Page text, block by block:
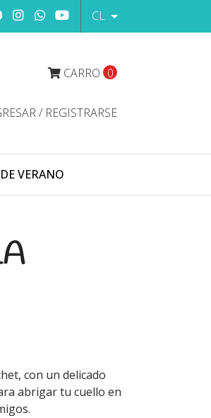
CL
CARRO 0
/ REGISTRARSE
VERANO
con un delicado
abrigar tu cuello en